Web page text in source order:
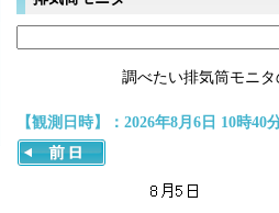
調べたい排気筒モニ
【観測日時】：2026年8月6日 10時40